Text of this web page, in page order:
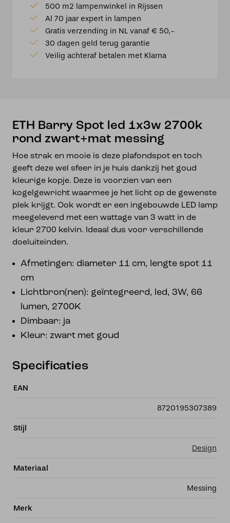
Spot
led
1x3w
2700k
rond
500 m2 lampenwinkel in Rijssen
Al 70 jaar expert in lampen
Gratis verzending in NL vanaf € 50,-
30 dagen geld terug garantie
Veilig achteraf betalen met Klarna
ETH Barry Spot led 1x3w 2700k
rond zwart+mat messing
Hoe strak en mooie is deze plafondspot en toch
geeft deze wel sfeer in je huis dankzij het goud
kleurige kopje. Deze is voorzien van een
kogelgewricht waarmee je het licht op de gewenste
plek krijgt. Ook wordt er een ingebouwde LED lamp
meegeleverd met een wattage van 3 watt in de
kleur 2700 kelvin. Ideaal dus voor verschillende
doeluiteinden.
Afmetingen: diameter 11 cm, lengte spot 11
cm
Lichtbron(nen): geïntegreerd, led, 3W, 66
lumen, 2700K
Dimbaar: ja
Kleur: zwart met goud
Specificaties
EAN
8720195307389
Stijl
Design
Materiaal
Messing
Merk